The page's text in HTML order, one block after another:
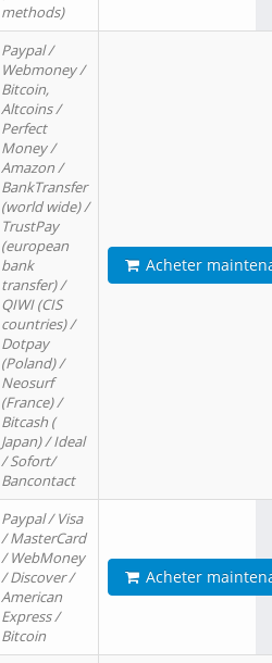
methods)
Paypal /
Webmoney /
Bitcoin,
Altcoins /
Perfect
Money /
Amazon /
BankTransfer
(world wide) /
TrustPay
(european
bank
transfer) /
QIWI (CIS
countries) /
Dotpay
(Poland) /
Neosurf
(France) /
Bitcash (
Japan) / Ideal
/ Sofort/
Bancontact
Acheter
Paypal / Visa
/ MasterCard
/ WebMoney
/ Discover /
American
Express /
Bitcoin
Acheter